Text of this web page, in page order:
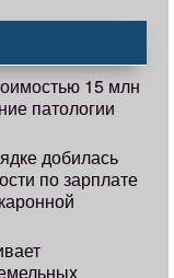
15 млн
патологии
добилась
по зарплате